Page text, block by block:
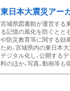
東日本大震災アー
宮城県図書館が運営する
る記憶の風化を防ぐとと
や防災教育等に関する効
ため、宮城県内の東日本
デジタル化し、公開する
料のほか、写真、動画等も